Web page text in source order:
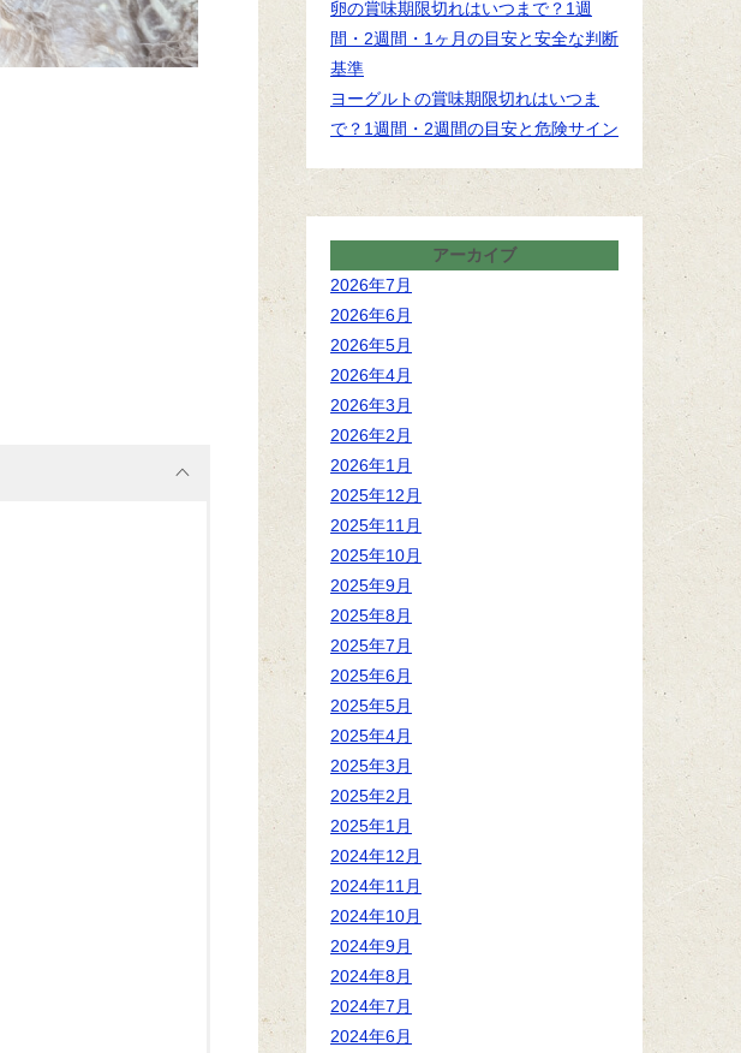
卵の賞味期限切れはいつまで？1週
間・2週間・1ヶ月の目安と安全な判断
基準
ヨーグルトの賞味期限切れはいつま
で？1週間・2週間の目安と危険サイン
アーカイブ
2026年7月
2026年6月
2026年5月
2026年4月
2026年3月
2026年2月
2026年1月
2025年12月
2025年11月
2025年10月
2025年9月
2025年8月
2025年7月
2025年6月
2025年5月
2025年4月
2025年3月
2025年2月
2025年1月
2024年12月
2024年11月
2024年10月
2024年9月
2024年8月
2024年7月
2024年6月